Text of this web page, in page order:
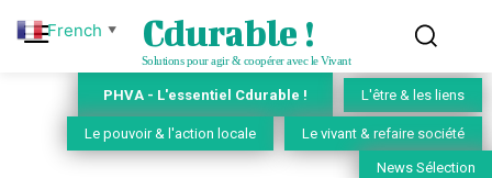
Cdurable !
Solutions pour agir & coopérer avec le Vivant
PHVA - L'essentiel Cdurable ! L'être & les liens
Le pouvoir & l'action locale Le vivant & refaire société
News Sélection
French ▼